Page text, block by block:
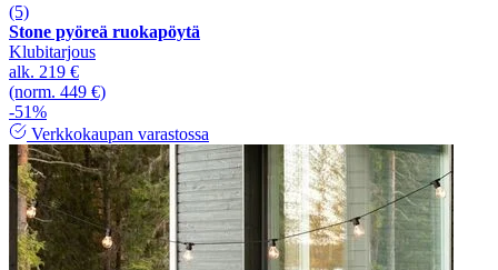
(5)
Stone pyöreä ruokapöytä
Klubitarjous
alk. 219 €
(norm. 449 €)
-51%
Verkkokaupan varastossa